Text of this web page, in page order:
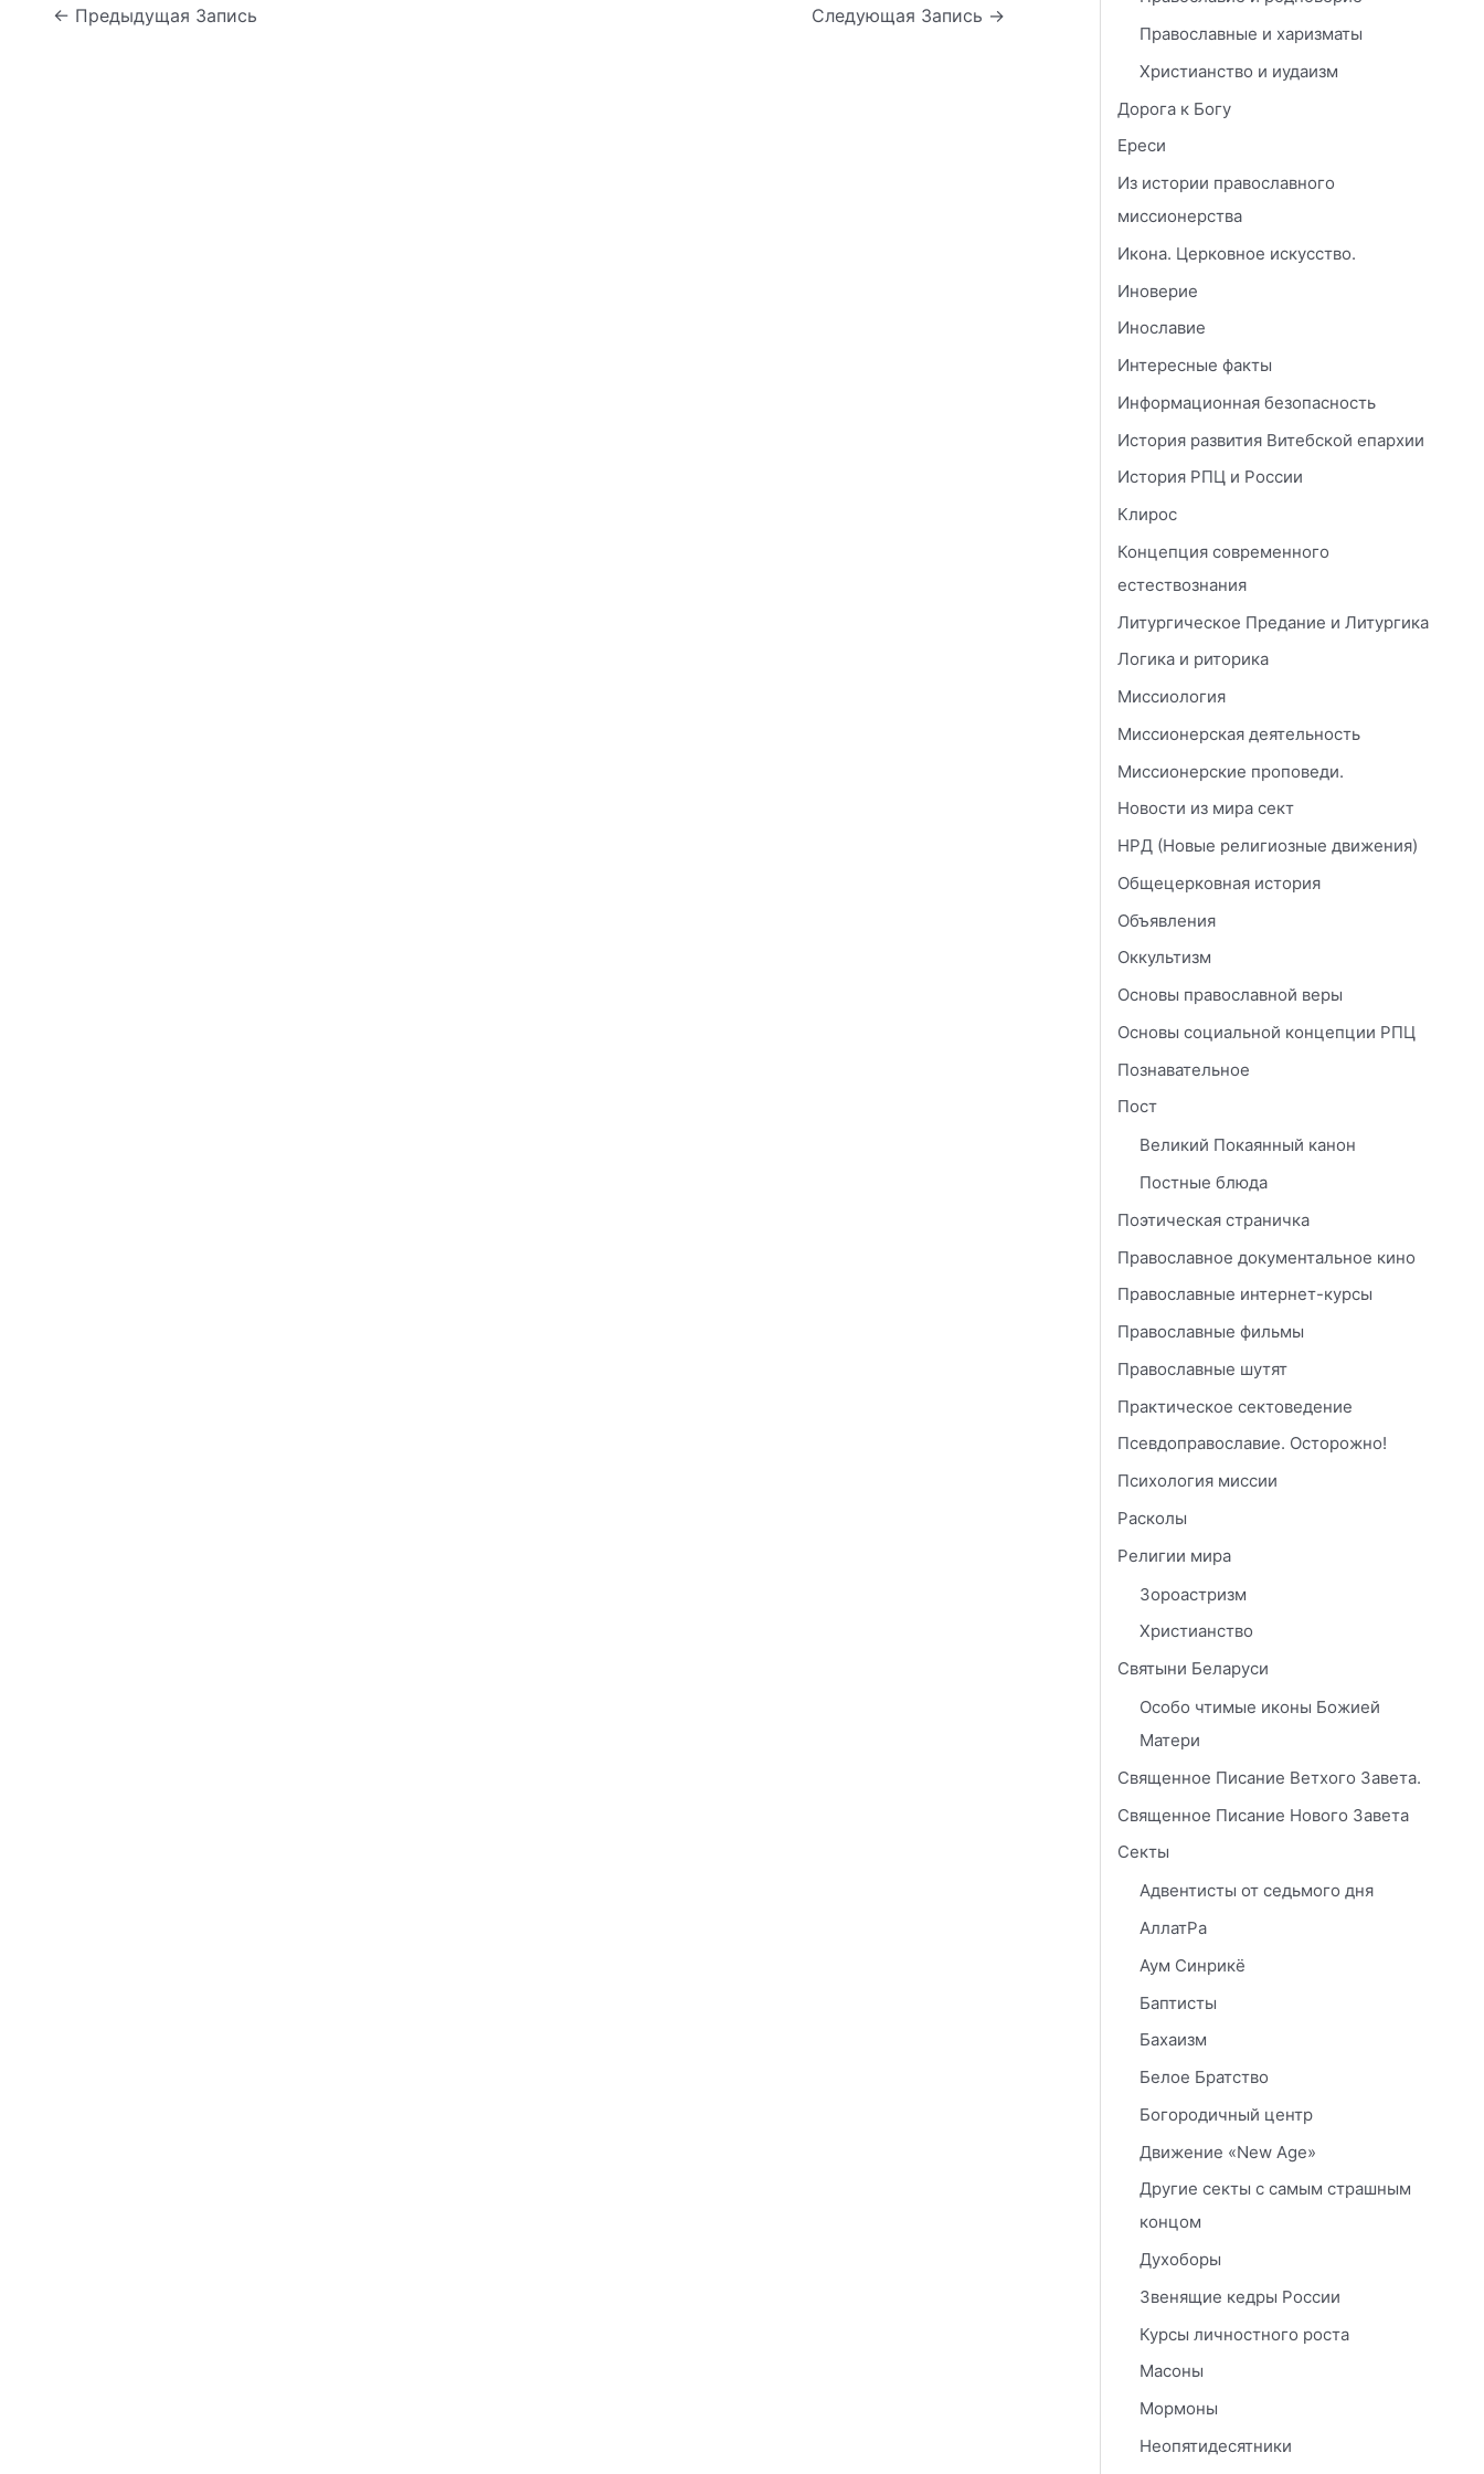
Навигация
← Предыдущая Запись Следующая Запись →
Православные и харизматы
Христианство и иудаизм
Дорога к Богу
Ереси
Из истории православного
миссионерства
Икона. Церковное искусство.
Иноверие
Инославие
Интересные факты
Информационная безопасность
История развития Витебской епархии
История РПЦ и России
Клирос
Концепция современного
естествознания
Литургическое Предание и Литургика
Логика и риторика
Миссиология
Миссионерская деятельность
Миссионерские проповеди.
Новости из мира сект
НРД (Новые религиозные движения)
Общецерковная история
Объявления
Оккультизм
Основы православной веры
Основы социальной концепции РПЦ
Познавательное
Пост
Великий Покаянный канон
Постные блюда
Поэтическая страничка
Православное документальное кино
Православные интернет-курсы
Православные фильмы
Православные шутят
Практическое сектоведение
Псевдоправославие. Осторожно!
Психология миссии
Расколы
Религии мира
Зороастризм
Христианство
Святыни Беларуси
Особо чтимые иконы Божией
Матери
Священное Писание Ветхого Завета.
Священное Писание Нового Завета
Секты
Адвентисты от седьмого дня
АллатРа
Аум Синрикё
Баптисты
Бахаизм
Белое Братство
Богородичный центр
Движение «New Age»
Другие секты с самым страшным
концом
Духоборы
Звенящие кедры России
Курсы личностного роста
Масоны
Мормоны
Неопятидесятники